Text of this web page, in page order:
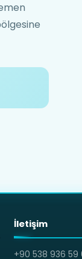
İletişim
+90 538 936 59